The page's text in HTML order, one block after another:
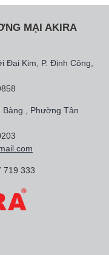
MẠI AKIRA
Đại Kim, P. Định Công,
Bàng , Phường Tân
719 333